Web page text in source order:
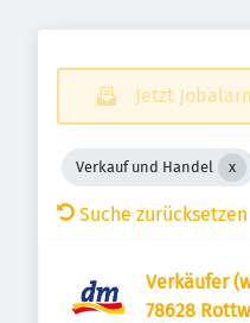
Jetzt
Verkauf und Handel
Suche zurücksetzen
Verkäufer
78628